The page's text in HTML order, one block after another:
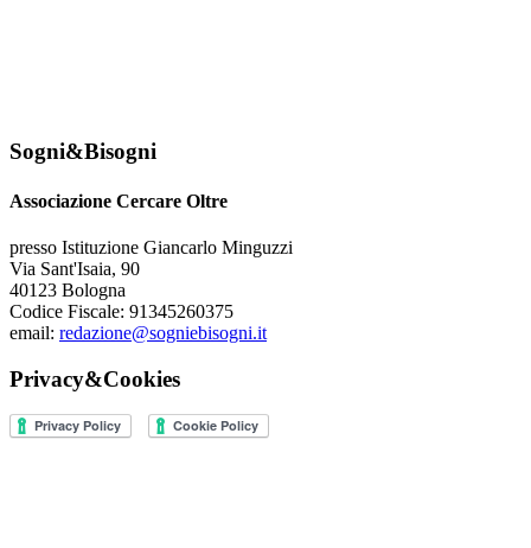
Sogni&Bisogni
Associazione Cercare Oltre
presso Istituzione Giancarlo Minguzzi
Via Sant'Isaia, 90
40123 Bologna
Codice Fiscale: 91345260375
email: redazione@sogniebisogni.it
Privacy&Cookies